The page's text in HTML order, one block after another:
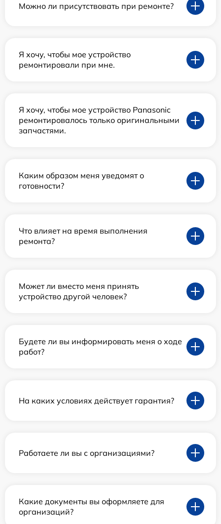
Можно ли присутствовать при ремонте?
Я хочу, чтобы мое устройство
ремонтировали при мне.
Я хочу, чтобы мое устройство Panasonic
ремонтировалось только оригинальными
запчастями.
Каким образом меня уведомят о
готовности?
Что влияет на время выполнения
ремонта?
Может ли вместо меня принять
устройство другой человек?
Будете ли вы информировать меня о ходе
работ?
На каких условиях действует гарантия?
Работаете ли вы с организациями?
Какие документы вы оформляете для
организаций?